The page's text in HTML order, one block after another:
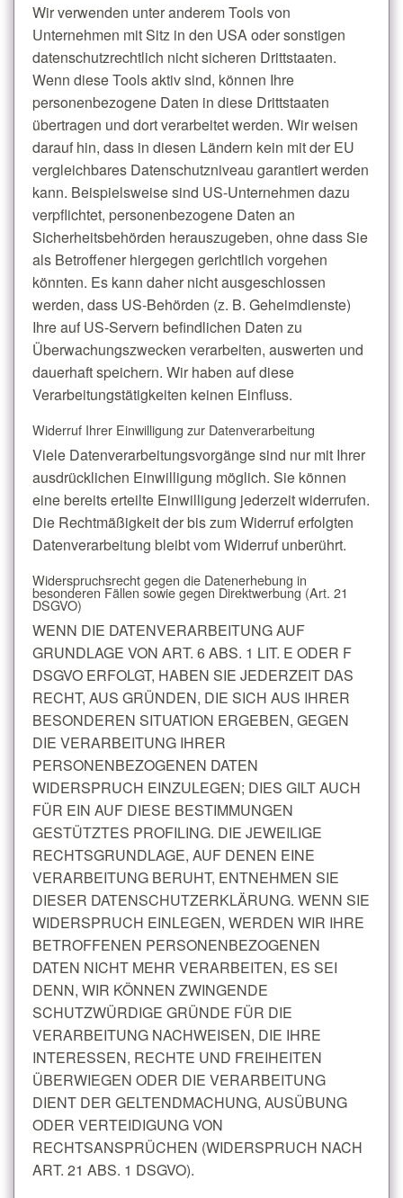
Wir verwenden unter anderem Tools von
Unternehmen mit Sitz in den USA oder sonstigen
datenschutzrechtlich nicht sicheren Drittstaaten.
Wenn diese Tools aktiv sind, können Ihre
personenbezogene Daten in diese Drittstaaten
übertragen und dort verarbeitet werden. Wir weisen
darauf hin, dass in diesen Ländern kein mit der EU
vergleichbares Datenschutzniveau garantiert werden
kann. Beispielsweise sind US-Unternehmen dazu
verpflichtet, personenbezogene Daten an
Sicherheitsbehörden herauszugeben, ohne dass Sie
als Betroffener hiergegen gerichtlich vorgehen
könnten. Es kann daher nicht ausgeschlossen
werden, dass US-Behörden (z. B. Geheimdienste)
Ihre auf US-Servern befindlichen Daten zu
Überwachungszwecken verarbeiten, auswerten und
dauerhaft speichern. Wir haben auf diese
Verarbeitungstätigkeiten keinen Einfluss.
Widerruf Ihrer Einwilligung zur Datenverarbeitung
Viele Datenverarbeitungsvorgänge sind nur mit Ihrer
ausdrücklichen Einwilligung möglich. Sie können
eine bereits erteilte Einwilligung jederzeit widerrufen.
Die Rechtmäßigkeit der bis zum Widerruf erfolgten
Datenverarbeitung bleibt vom Widerruf unberührt.
Widerspruchsrecht gegen die Datenerhebung in
besonderen Fällen sowie gegen Direktwerbung (Art. 21
DSGVO)
WENN DIE DATENVERARBEITUNG AUF
GRUNDLAGE VON ART. 6 ABS. 1 LIT. E ODER F
DSGVO ERFOLGT, HABEN SIE JEDERZEIT DAS
RECHT, AUS GRÜNDEN, DIE SICH AUS IHRER
BESONDEREN SITUATION ERGEBEN, GEGEN
DIE VERARBEITUNG IHRER
PERSONENBEZOGENEN DATEN
WIDERSPRUCH EINZULEGEN; DIES GILT AUCH
FÜR EIN AUF DIESE BESTIMMUNGEN
GESTÜTZTES PROFILING. DIE JEWEILIGE
RECHTSGRUNDLAGE, AUF DENEN EINE
VERARBEITUNG BERUHT, ENTNEHMEN SIE
DIESER DATENSCHUTZERKLÄRUNG. WENN SIE
WIDERSPRUCH EINLEGEN, WERDEN WIR IHRE
BETROFFENEN PERSONENBEZOGENEN
DATEN NICHT MEHR VERARBEITEN, ES SEI
DENN, WIR KÖNNEN ZWINGENDE
SCHUTZWÜRDIGE GRÜNDE FÜR DIE
VERARBEITUNG NACHWEISEN, DIE IHRE
INTERESSEN, RECHTE UND FREIHEITEN
ÜBERWIEGEN ODER DIE VERARBEITUNG
DIENT DER GELTENDMACHUNG, AUSÜBUNG
ODER VERTEIDIGUNG VON
RECHTSANSPRÜCHEN (WIDERSPRUCH NACH
ART. 21 ABS. 1 DSGVO).